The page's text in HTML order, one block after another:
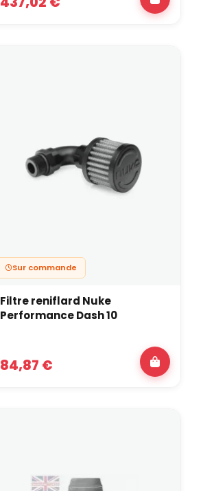
Sur commande
Filtre reniflard Nuke
Performance Dash 10
84,87 €